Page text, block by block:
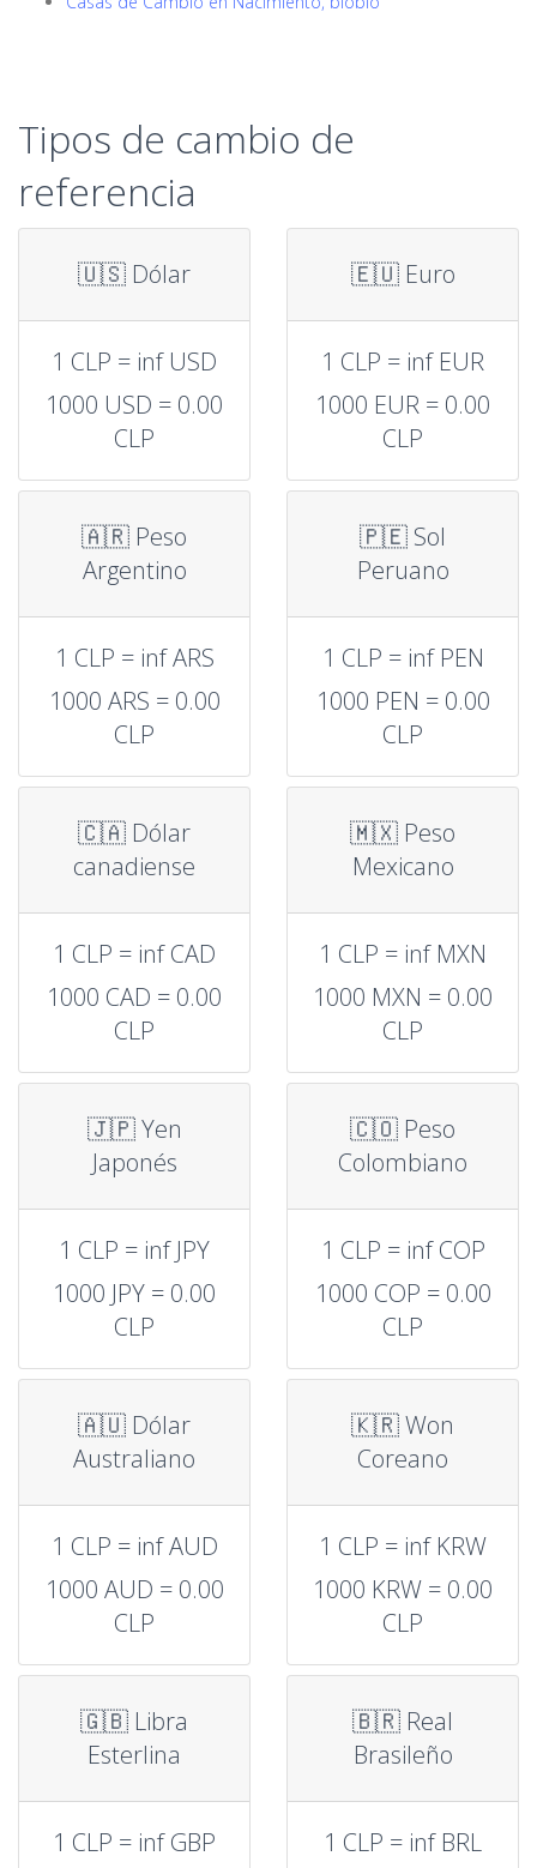
Tipos de cambio de
referencia
🇺🇸 Dólar
1 CLP = inf USD
1000 USD = 0.00
CLP
🇪🇺 Euro
1 CLP = inf EUR
1000 EUR = 0.00
CLP
🇦🇷 Peso
Argentino
1 CLP = inf ARS
1000 ARS = 0.00
CLP
🇵🇪 Sol
Peruano
1 CLP = inf PEN
1000 PEN = 0.00
CLP
🇨🇦 Dólar
canadiense
1 CLP = inf CAD
1000 CAD = 0.00
CLP
🇲🇽 Peso
Mexicano
1 CLP = inf MXN
1000 MXN = 0.00
CLP
🇯🇵 Yen
Japonés
1 CLP = inf JPY
1000 JPY = 0.00
CLP
🇨🇴 Peso
Colombiano
1 CLP = inf COP
1000 COP = 0.00
CLP
🇦🇺 Dólar
Australiano
1 CLP = inf AUD
1000 AUD = 0.00
CLP
🇰🇷 Won
Coreano
1 CLP = inf KRW
1000 KRW = 0.00
CLP
🇬🇧 Libra
Esterlina
1 CLP = inf GBP
🇧🇷 Real
Brasileño
1 CLP = inf BRL